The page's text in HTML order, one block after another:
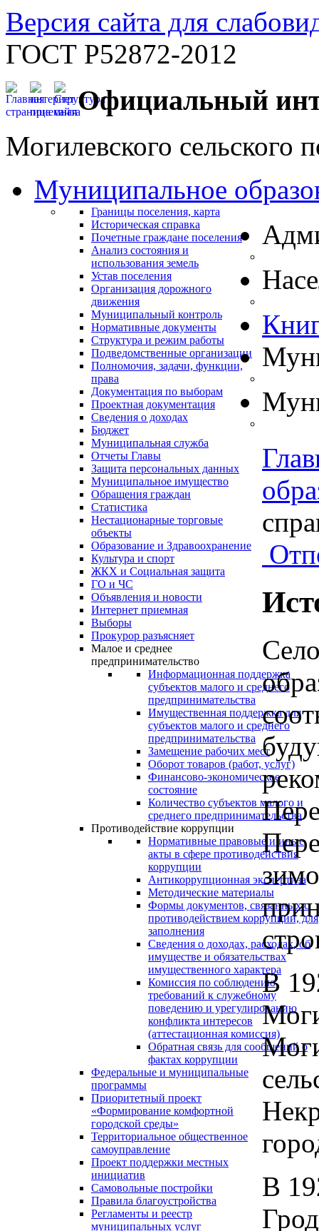
Версия сайта для
ГОСТ Р52872-2012
Официальный
Могилевского сельского
Муниципальное
Границы поселения, карта
Историческая справка
Почетные граждане поселения
Анализ состояния и
использования земель
Устав поселения
Организация дорожного
движения
Муниципальный контроль
Нормативные документы
Структура и режим работы
Подведомственные организации
Полномочия, задачи, функции,
права
Документация по выборам
Проектная документация
Сведения о доходах
Бюджет
Муниципальная служба
Отчеты Главы
Защита персональных данных
Муниципальное имущество
Обращения граждан
Статистика
Нестационарные торговые
объекты
Образование и Здравоохранение
Культура и спорт
ЖКХ и Социальная защита
ГО и ЧС
Объявления и новости
Интернет приемная
Выборы
Прокурор разъясняет
Малое и среднее
предпринимательство
Информационная поддержка
субъектов малого и среднего
предпринимательства
Имущественная поддержка для
субъектов малого и среднего
предпринимательства
Замещение рабочих мест
Оборот товаров (работ, услуг)
Финансово-экономическое
состояние
Количество субъектов малого и
среднего предпринимательства
Противодействие коррупции
Нормативные правовые и иные
акты в сфере противодействия
коррупции
Антикоррупционная экспертиза
Методические материалы
Формы документов, связанных с
противодействием коррупции, для
заполнения
Сведения о доходах, расходах, об
имуществе и обязательствах
имущественного характера
Комиссия по соблюдению
требований к служебному
поведению и урегулированию
конфликта интересов
(аттестационная комиссия)
Обратная связь для сообщений о
фактах коррупции
Федеральные и муниципальные
программы
Приоритетный проект
«Формирование комфортной
городской среды»
Территориальное общественное
самоуправление
Проект поддержки местных
инициатив
Самовольные постройки
Правила благоустройства
Регламенты и реестр
муниципальных услуг
В
В